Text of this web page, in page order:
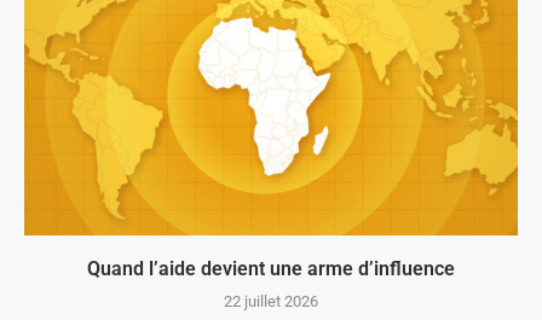
Quand l’aide devient une arme d’influence
22 juillet 2026